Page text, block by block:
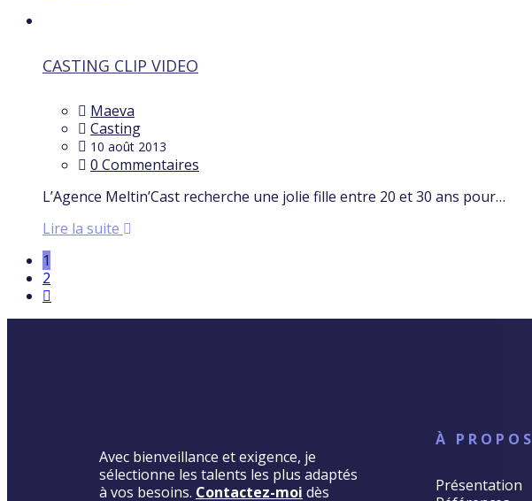
CASTING CLIP VIDEO
Maeva
Casting
10 août 2013
0 Commentaires
L’Agence Meltin’Cast recherche une jolie fille entre 20 et 30 ans pour…
Lire la suite
1
2
Avec bienveillance et exigence, je
sélectionne les talents les plus adaptés
à vos besoins. Contactez-moi dès
À PROPOS
Présentation